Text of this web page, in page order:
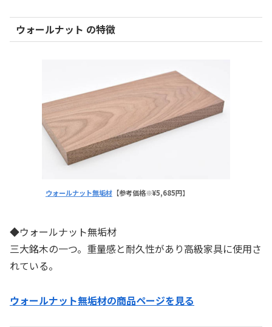
ウォールナット の特徴
ウォールナット無垢材 【参考価格※¥5,685円】
◆ウォールナット無垢材
三大銘木の一つ。重量感と耐久性があり高級家具に使用さ
れている。
ウォールナット無垢材の商品ページを見る